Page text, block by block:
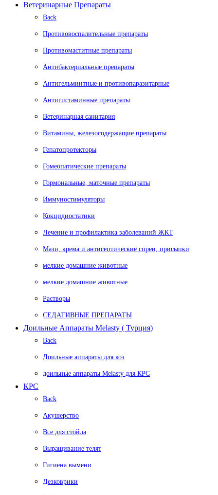
Ветеринарные Препараты
Back
Противовоспалительные препараты
Противомаститные препараты
Антибактериальные препараты
Антигельминтные и противопаразитарные
Антигистаминные препараты
Ветеринарная санитария
Витамины, железосодержащие препараты
Гепатопротекторы
Гомеопатические препараты
Гормональные, маточные препараты
Иммуностимуляторы
Кокцидиостатики
Лечение и профилактика заболеваний ЖКТ
Мази, крема и антисептические спреи, присыпки
мелкие домашние животные
мелкие домашние животные
Растворы
СЕДАТИВНЫЕ ПРЕПАРАТЫ
Доильные Аппараты Melasty ( Турция)
Back
Доильные аппараты для коз
доильные аппараты Melasty для КРС
КРС
Back
Акушерство
Все для стойла
Выращивание телят
Гигиена вымени
Дезковрики